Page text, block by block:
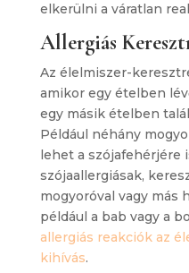
elkerülni a váratlan
Allergiás
Az élelmiszer-
amikor egy ételben
egy másik ételben
Például néhány
lehet a szójafehérjére
szójaallergiásak,
mogyoróval vagy más
például a bab vagy a
allergiás reakciók az
kihívás.